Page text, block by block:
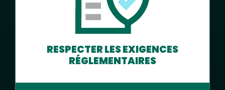
RESPECTER LES EXIGENCES
RÉGLEMENTAIRES